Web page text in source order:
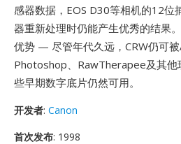
感器数据，EOS D30等相机的12位
器重新处理时仍能产生优秀的结果
优势 — 尽管年代久远，CRW仍可
Photoshop、RawTherapee及其他
些早期数字底片仍然可用。
开发者: Canon
首次发布: 1998